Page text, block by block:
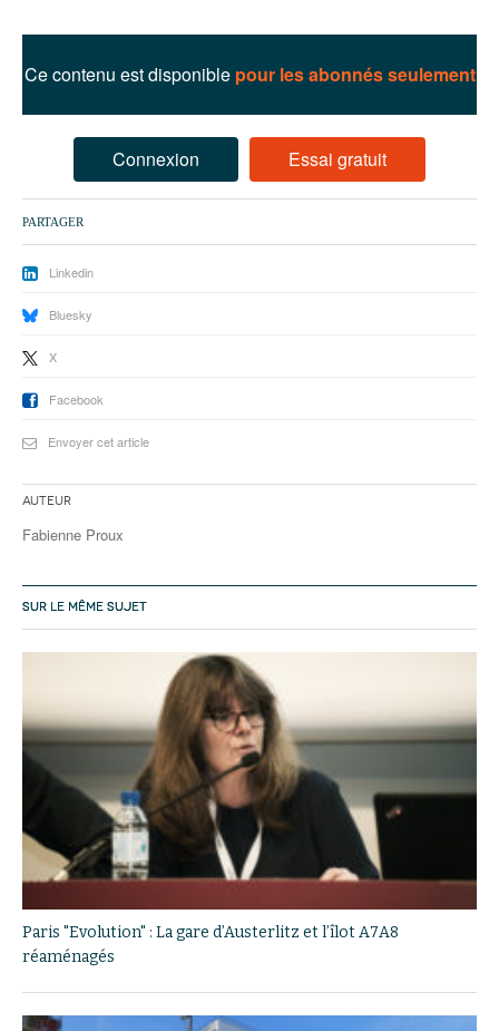
Ce contenu est disponible pour les abonnés seulement
Connexion Essai gratuit
PARTAGER
Linkedin
Bluesky
X
Facebook
Envoyer cet article
Auteur
Fabienne Proux
SUR LE MÊME SUJET
Paris "Evolution" : La gare d’Austerlitz et l’îlot A7A8
réaménagés